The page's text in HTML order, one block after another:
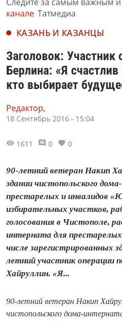
Следите за самым важным
канале Татмедиа
КАЗАНЬ И КАЗАНЦЫ
Заголовок: Участник
Берлина: «Я
кто выбирает
Редактор,
18 Сентябрь 2016 - 15:04
1611 0 0
90-летний ветеран Накип
здании чистопольского
престарелых и инвалидов
избирательных участков,
голосования в Чистополе,
интерната для
числе зарегистрированных
летний участник операции
Хайруллин. «Я...
90-летний ветеран Накип
чистопольского дома-